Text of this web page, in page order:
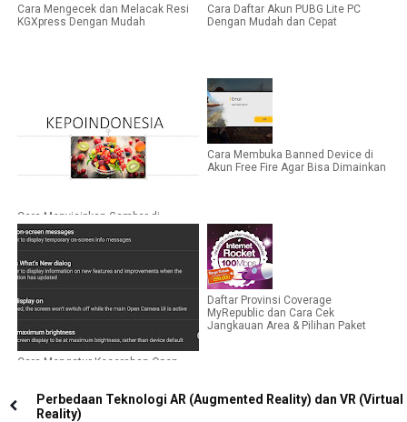
Cara Mengecek dan Melacak Resi
KGXpress Dengan Mudah
Cara Daftar Akun PUBG Lite PC
Dengan Mudah dan Cepat
Cara Menyisipkan Gambar di
Microsoft PowerPoint Saat
Membuat PPT
Cara Membuka Banned Device di
Akun Free Fire Agar Bisa Dimainkan
Cara Mengatur Kecerahan Open
Daftar Provinsi Coverage
MyRepublic dan Cara Cek
Jangkauan Area & Pilihan Paket
Perbedaan Teknologi AR (Augmented Reality) dan VR (Virtual
Reality)